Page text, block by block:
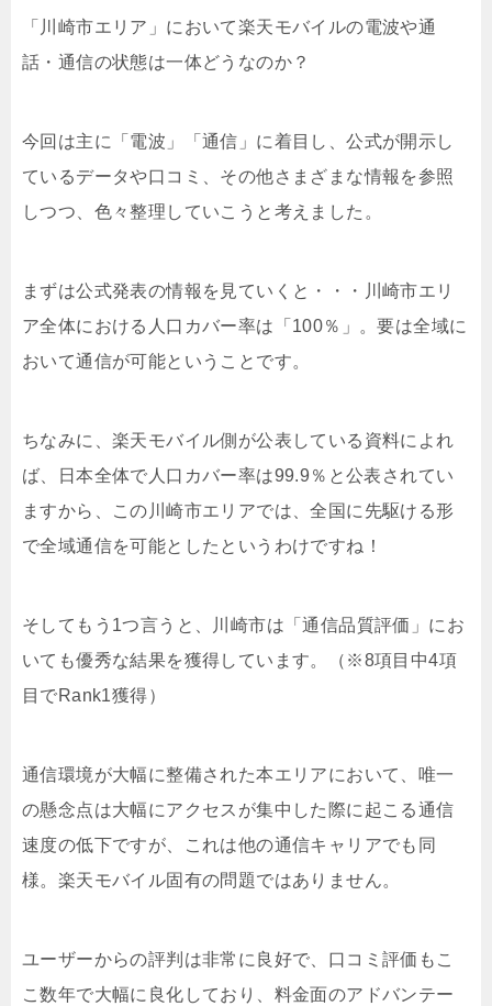
「川崎市エリア」において楽天モバイルの電波や通
話・通信の状態は一体どうなのか？
今回は主に「電波」「通信」に着目し、公式が開示し
ているデータや口コミ、その他さまざまな情報を参照
しつつ、色々整理していこうと考えました。
まずは公式発表の情報を見ていくと・・・川崎市エリ
ア全体における人口カバー率は「100％」。要は全域に
おいて通信が可能ということです。
ちなみに、楽天モバイル側が公表している資料によれ
ば、日本全体で人口カバー率は99.9％と公表されてい
ますから、この川崎市エリアでは、全国に先駆ける形
で全域通信を可能としたというわけですね！
そしてもう1つ言うと、川崎市は「通信品質評価」にお
いて も優秀な結果を獲得しています。（※8項目中4項
目でRank1獲得）
通信環境が大幅に整備された本エリアにおいて、唯一
の懸念点は大幅にアクセスが集中した際に起こる通信
速度の低下ですが、これは他の通信キャリアでも同
様。楽天モバイル固有の問題ではありません。
ユーザーからの評判は非常に良好で、口コミ評価もこ
こ数年で大幅に良化しており、料金面のアドバンテー